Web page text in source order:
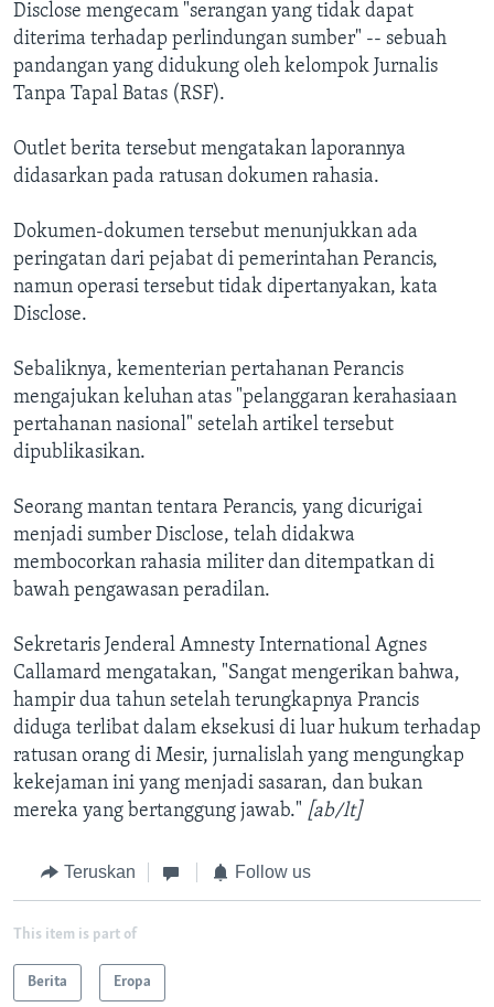
Disclose mengecam "serangan yang tidak dapat
diterima terhadap perlindungan sumber" -- sebuah
pandangan yang didukung oleh kelompok Jurnalis
Tanpa Tapal Batas (RSF).
Outlet berita tersebut mengatakan laporannya
didasarkan pada ratusan dokumen rahasia.
Dokumen-dokumen tersebut menunjukkan ada
peringatan dari pejabat di pemerintahan Perancis,
namun operasi tersebut tidak dipertanyakan, kata
Disclose.
Sebaliknya, kementerian pertahanan Perancis
mengajukan keluhan atas "pelanggaran kerahasiaan
pertahanan nasional" setelah artikel tersebut
dipublikasikan.
Seorang mantan tentara Perancis, yang dicurigai
menjadi sumber Disclose, telah didakwa
membocorkan rahasia militer dan ditempatkan di
bawah pengawasan peradilan.
Sekretaris Jenderal Amnesty International Agnes
Callamard mengatakan, "Sangat mengerikan bahwa,
hampir dua tahun setelah terungkapnya Prancis
diduga terlibat dalam eksekusi di luar hukum terhadap
ratusan orang di Mesir, jurnalislah yang mengungkap
kekejaman ini yang menjadi sasaran, dan bukan
mereka yang bertanggung jawab." [ab/lt]
Teruskan Follow us
This item is part of
Berita Eropa